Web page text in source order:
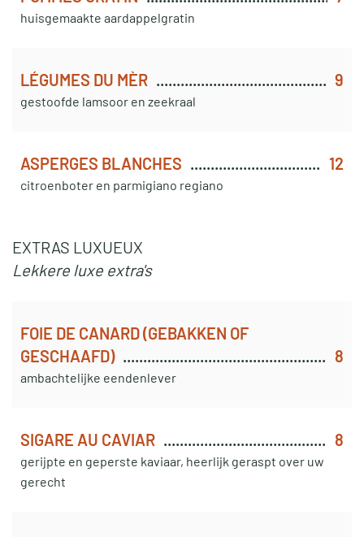
huisgemaakte aardappelgratin
LÉGUMES DU MÈR 9
gestoofde lamsoor en zeekraal
ASPERGES BLANCHES 12
citroenboter en parmigiano regiano
EXTRAS LUXUEUX
Lekkere luxe extra's
FOIE DE CANARD (GEBAKKEN OF
GESCHAAFD)
8
ambachtelijke eendenlever
SIGARE AU CAVIAR 8
gerijpte en geperste kaviaar, heerlijk geraspt over uw
gerecht